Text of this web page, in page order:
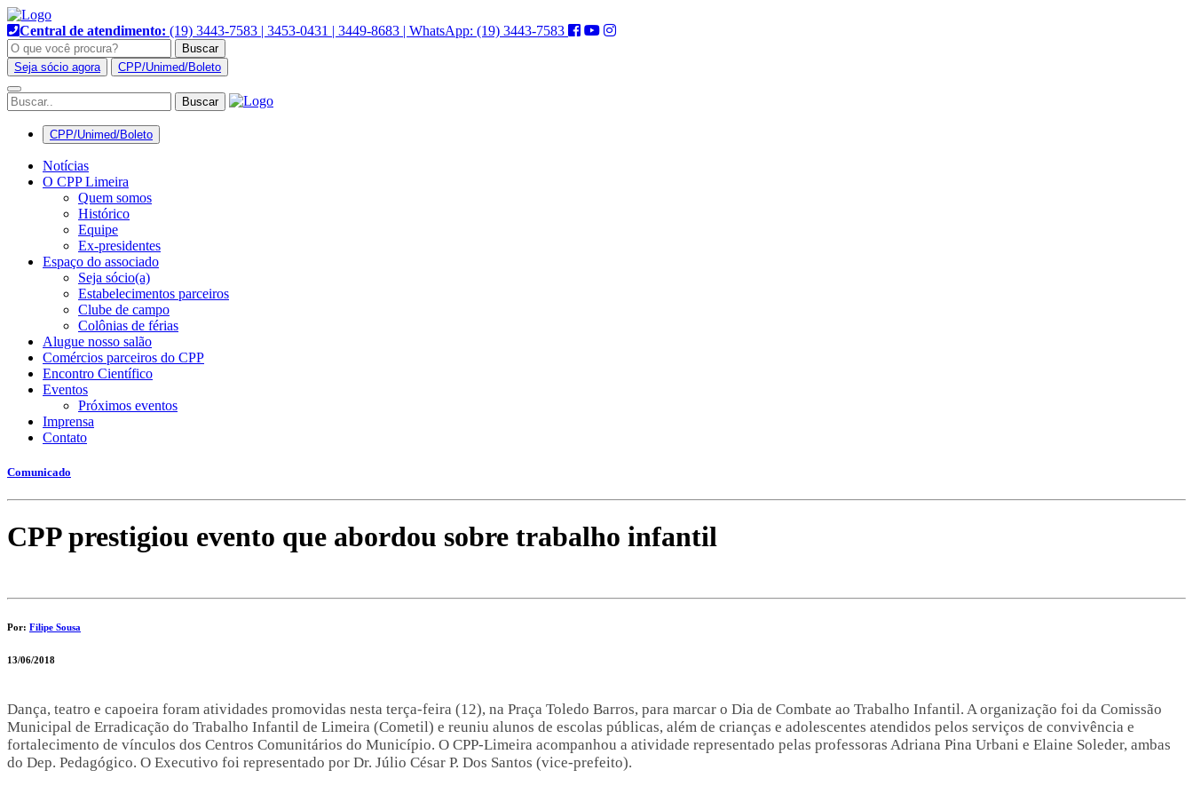
Pular
para
o
conteúdo
Central de atendimento: (19) 3443-7583 | 3453-0431 | 3449-8683 | WhatsApp: (19) 3443-7583
Buscar
Seja sócio agora
CPP/Unimed/Boleto
Alternar
navegação
CPP/Unimed/Boleto
Notícias
O CPP Limeira
Quem somos
Histórico
Equipe
Ex-presidentes
Espaço do associado
Seja sócio(a)
Estabelecimentos parceiros
Clube de campo
Colônias de férias
Alugue nosso salão
Comércios parceiros do CPP
Encontro Científico
Eventos
Próximos eventos
Imprensa
Contato
Comunicado
CPP prestigiou evento que abordou sobre trabalho infantil
Por: Filipe Sousa
13/06/2018
Dança, teatro e capoeira foram atividades promovidas nesta terça-feira (12), na Praça Toledo Barros, para marcar o Dia de Combate ao Trabalho Infantil. A organização foi da Comissão
Municipal de Erradicação do Trabalho Infantil de Limeira (Cometil) e reuniu alunos de escolas públicas, além de crianças e adolescentes atendidos pelos serviços de convivência e
fortalecimento de vínculos dos Centros Comunitários do Município. O CPP-Limeira acompanhou a atividade representado pelas professoras Adriana Pina Urbani e Elaine Soleder, ambas
do Dep. Pedagógico. O Executivo foi representado por Dr. Júlio César P. Dos Santos (vice-prefeito).